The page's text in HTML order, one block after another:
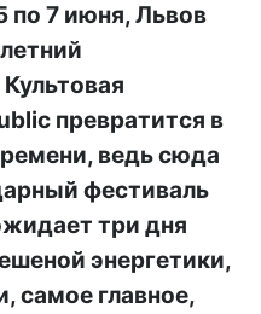
по 7 июня, Львов
превратится в
ведь сюда
фестиваль
три дня
энергетики,
самое главное,